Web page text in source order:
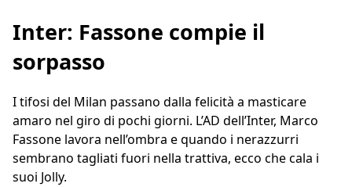
Inter: Fassone compie il
sorpasso
I tifosi del Milan passano dalla felicità a masticare
amaro nel giro di pochi giorni. L’AD dell’Inter, Marco
Fassone lavora nell’ombra e quando i nerazzurri
sembrano tagliati fuori nella trattiva, ecco che cala i
suoi Jolly.